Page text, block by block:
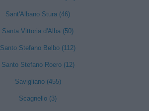
Sant'Albano Stura (46)
Santa Vittoria d'Alba (50)
Santo Stefano Belbo (112)
Santo Stefano Roero (12)
Savigliano (455)
Scagnello (3)